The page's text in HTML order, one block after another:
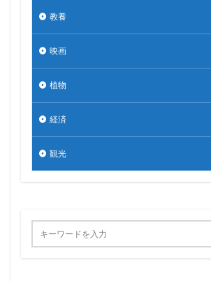
教養
映画
植物
経済
観光